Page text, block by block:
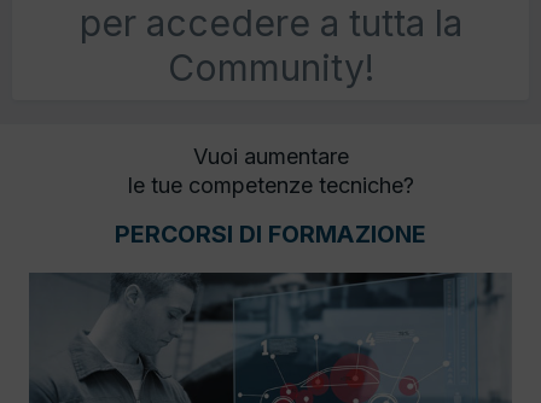
per accedere a tutta la
Community!
Vuoi aumentare
le tue competenze tecniche?
PERCORSI DI FORMAZIONE